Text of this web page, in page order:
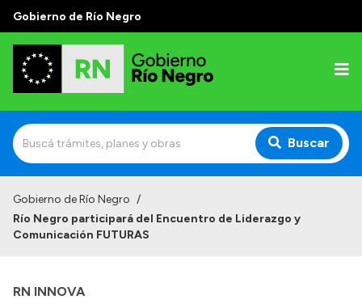
Gobierno de Río Negro
Buscar
Autoridades
Autoridades y Organismos
Gobierno de Río Negro /
Río Negro participará del Encuentro de Liderazgo y
Comunicación FUTURAS
RN INNOVA